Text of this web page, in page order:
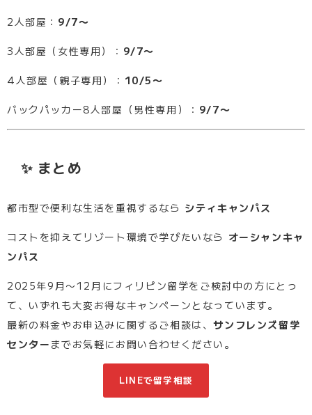
2人部屋： 9/7〜
3人部屋（女性専用）： 9/7〜
4人部屋（親子専用）： 10/5〜
バックパッカー8人部屋（男性専用）： 9/7〜
✨ まとめ
都市型で便利な生活を重視するなら シティキャンパス
コストを抑えてリゾート環境で学びたいなら オーシャンキャ
ンパス
2025年9月〜12月にフィリピン留学をご検討中の方にとっ
て、いずれも大変お得なキャンペーンとなっています。
最新の料金やお申込みに関するご相談は、サンフレンズ留学
センター までお気軽にお問い合わせください。
LINEで留学相談